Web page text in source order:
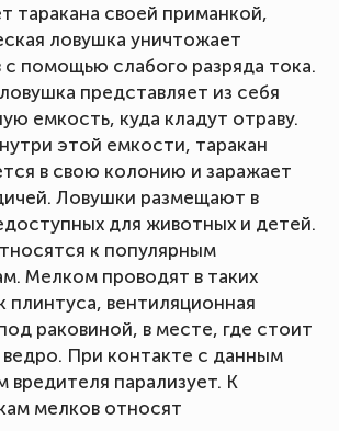
таракана своей приманкой,
ловушка уничтожает
с помощью слабого разряда тока.
представляет из себя
емкость, куда кладут отраву.
этой емкости, таракан
в свою колонию и заражает
Ловушки размещают в
для животных и детей.
к популярным
Мелком проводят в таких
плинтуса, вентиляционная
раковиной, в месте, где стоит
При контакте с данным
вредителя парализует. К
мелков относят